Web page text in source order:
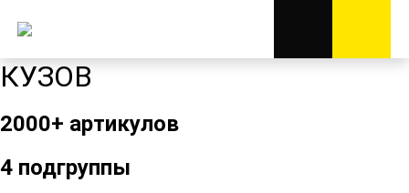
КУЗОВ
2000+ артикулов
4 подгруппы